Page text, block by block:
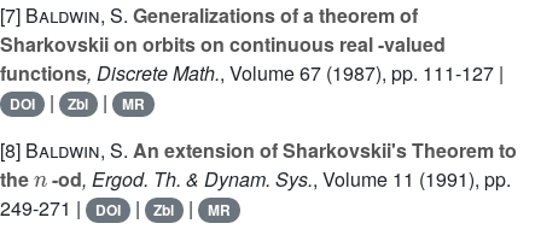
[7] Baldwin, S. Generalizations of a theorem of
Sharkovskii on orbits on continuous real -valued
functions, Discrete Math., Volume 67 (1987), pp. 111-127 |
DOI | Zbl | MR
[8] Baldwin, S. An extension of Sharkovskii's Theorem to
the
n
-od, Ergod. Th. & Dynam. Sys., Volume 11 (1991), pp.
249-271 |
DOI | Zbl | MR